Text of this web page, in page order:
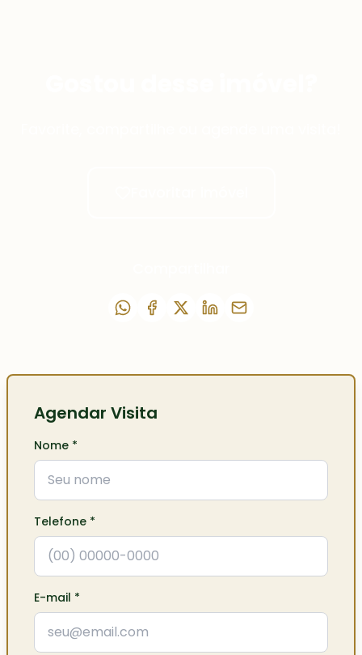
Agendar Visita
Nome *
Telefone *
E-mail *